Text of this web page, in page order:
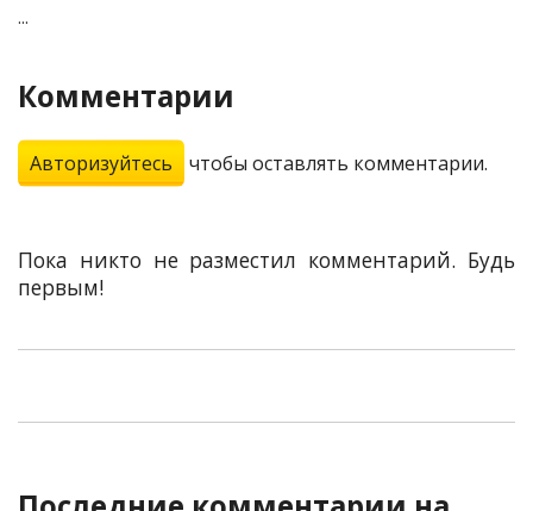
...
Комментарии
Авторизуйтесь чтобы оставлять комментарии.
Пока никто не разместил комментарий. Будь
первым!